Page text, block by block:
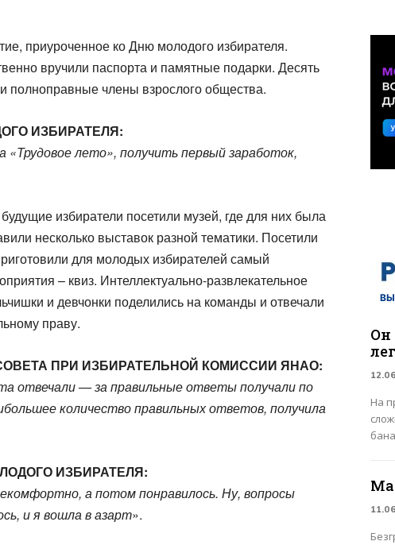
приуроченное ко Дню молодого избирателя.
вручили паспорта и памятные подарки. Десять
полноправные члены взрослого общества.
ИЗБИРАТЕЛЯ:
лето», получить первый заработок,
избиратели посетили музей, где для них была
несколько выставок разной тематики. Посетили
для молодых избирателей самый
– квиз. Интеллектуально-развлекательное
и девчонки поделились на команды и отвечали
праву.
ПРИ ИЗБИРАТЕЛЬНОЙ КОМИССИИ ЯНАО:
отвечали — за правильные ответы получали по
количество правильных ответов, получила
ИЗБИРАТЕЛЯ:
а потом понравилось. Ну, вопросы
и я вошла в азарт».
Он
На